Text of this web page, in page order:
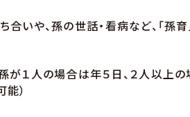
いや、孫の世話・看病など、「孫
が１人の場合は年５日、２人以上
）